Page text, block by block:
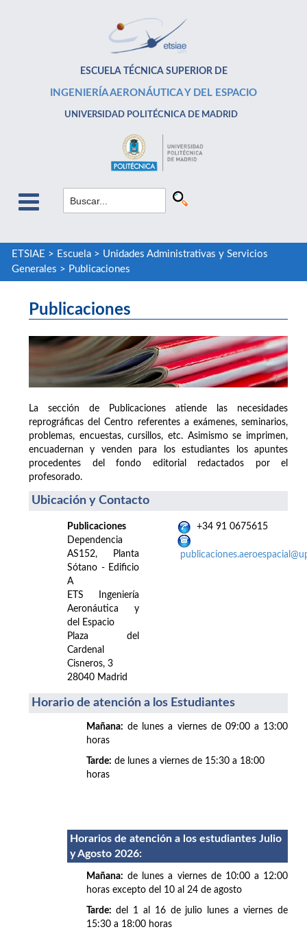
ESCUELA TÉCNICA SUPERIOR DE
INGENIERÍA AERONÁUTICA Y DEL ESPACIO
UNIVERSIDAD POLITÉCNICA DE MADRID
ETSIAE > Escuela> Unidades Administrativas y Servicios
Generales > Publicaciones
Publicaciones
La sección de Publicaciones atiende las necesidades
reprográficas del Centro referentes a exámenes, seminarios,
problemas, encuestas, cursillos, etc. Asimismo se imprimen,
encuadernan y venden para los estudiantes los apuntes
procedentes del fondo editorial redactados por el
profesorado.
Ubicación y Contacto
Publicaciones
Dependencia
AS152, Planta
Sótano - Edificio
A
ETS Ingeniería
Aeronáutica y
del Espacio
Plaza del
Cardenal
Cisneros, 3
28040 Madrid
+34 91 0675615
Horario de atención a los Estudiantes
Mañana: de lunes a viernes de 09:00 a 13:00
horas
Tarde: de lunes a viernes de 15:30 a 18:00
horas
Horarios de atención a los estudiantes Julio
y Agosto 2026:
Mañana: de lunes a viernes de 10:00 a 12:00
horas excepto del 10 al 24 de agosto
Tarde: del 1 al 16 de julio lunes a viernes de
15:30 a 18:00 horas